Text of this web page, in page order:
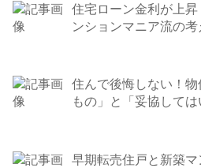
住宅ローン金利が上
ンションマニア流の考
住んで後悔しない！
もの」と「妥協しては
早期転売住戸と新築